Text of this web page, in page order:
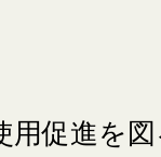
用促進を